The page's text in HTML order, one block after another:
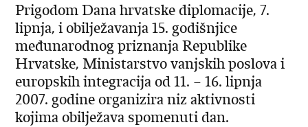
Prigodom Dana hrvatske diplomacije, 7.
lipnja, i obilježavanja 15. godišnjice
međunarodnog priznanja Republike
Hrvatske, Ministarstvo vanjskih poslova i
europskih integracija od 11. – 16. lipnja
2007. godine organizira niz aktivnosti
kojima obilježava spomenuti dan.